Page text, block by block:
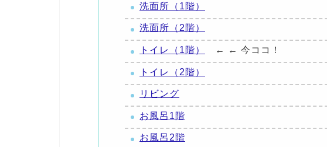
洗面所（1階）
洗面所（2階）
トイレ（1階） ← ← 今ココ！
トイレ（2階）
リビング
お風呂1階
お風呂2階